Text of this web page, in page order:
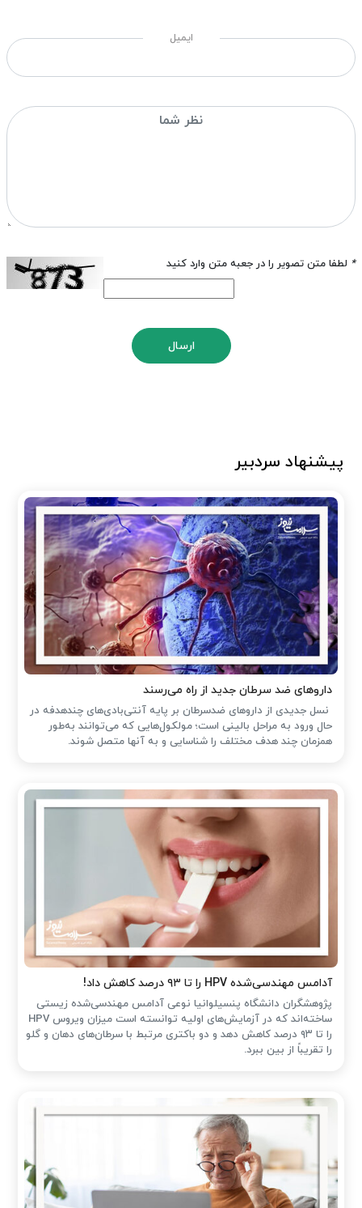
ایمیل
* لطفا متن تصویر را در جعبه متن وارد کنید
ارسال
پیشنهاد سردبیر
داروهای ضد سرطان جدید از راه می‌رسند
نسل جدیدی از داروهای ضدسرطان بر پایه آنتی‌بادی‌های چندهدفه در
حال ورود به مراحل بالینی است؛ مولکول‌هایی که می‌توانند به‌طور
همزمان چند هدف مختلف را شناسایی و به آنها متصل شوند.
آدامس مهندسی‌شده‌ HPV را تا ۹۳ درصد کاهش داد!
پژوهشگران دانشگاه پنسیلوانیا نوعی آدامس مهندسی‌شده زیستی
ساخته‌اند که در آزمایش‌های اولیه توانسته است میزان ویروس HPV
را تا ۹۳ درصد کاهش دهد و دو باکتری مرتبط با سرطان‌های دهان و گلو
را تقریباً از بین ببرد.